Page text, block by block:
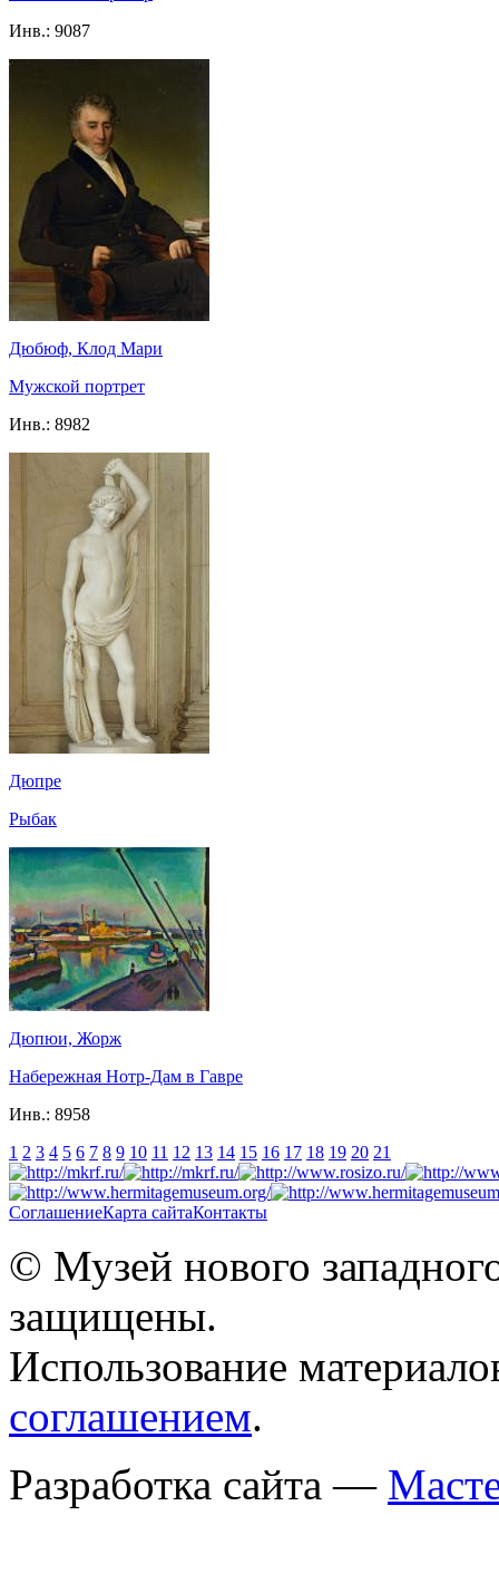
Инв.: 9087
Дюбюф, Клод Мари
Мужской портрет
Инв.: 8982
Дюпре
Рыбак
Дюпюи, Жорж
Набережная Нотр-Дам в Гавре
Инв.: 8958
1 2 3 4 5 6 7 8 9 10 11 12 13 14 15 16 17 18 19 20 21
СоглашениеКарта сайтаКонтакты
© Музей нового
защищены.
Использование
соглашением.
Разработка сайта —